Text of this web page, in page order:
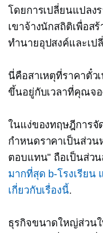
โดยการเปลี่ยนแปลง
เขาจ้างนักสถิติเพื่อส
ทำนายอุปสงค์และเ
นี่คือสาเหตุที่ราคาตั๋ว
ขึ้นอยู่กับเวลาที่คุณจอ
ในแง่ของทฤษฎีการจั
กำหนดราคาเป็นส่วน
ตอบแทน" ถือเป็นส่ว
มากที่สุด b-โรงเรียน
เกี่ยวกับเรื่องนี้.
ธุรกิจขนาดใหญ่ส่วน